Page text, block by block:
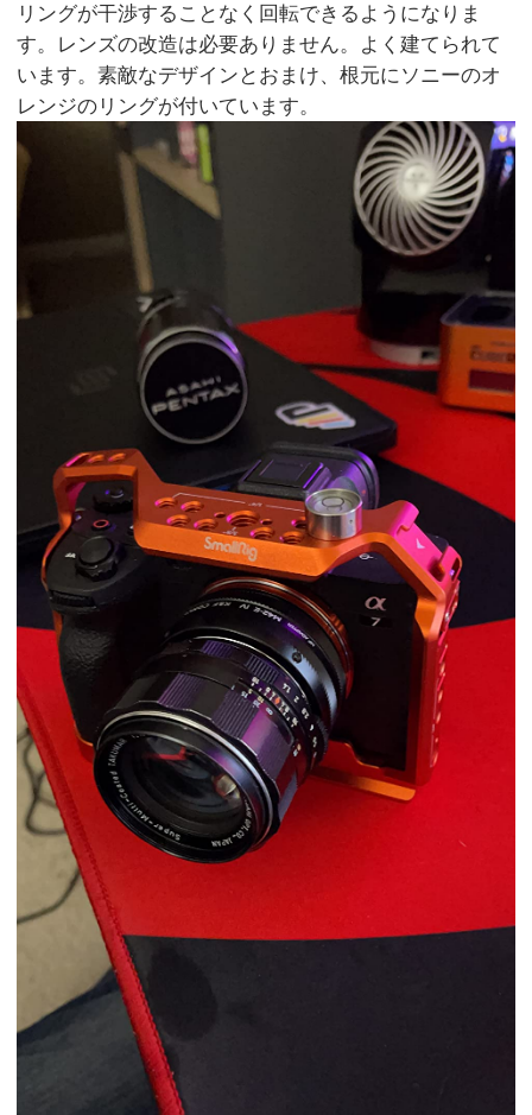
リングが干渉することなく回転できるようになりま
す。レンズの改造は必要ありません。よく建てられて
います。素敵なデザインとおまけ、根元にソニーのオ
レンジのリングが付いています。